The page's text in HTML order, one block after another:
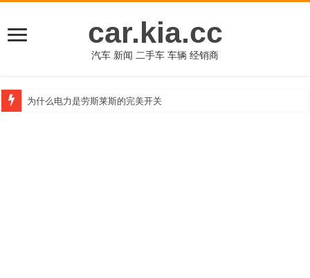
car.kia.cc
汽车 新闻 二手车 车辆 经销商
为什么电力是劳斯莱斯的完美开关